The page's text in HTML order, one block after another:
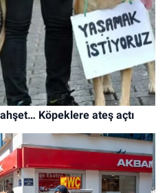
Köpeklere ateş açtı